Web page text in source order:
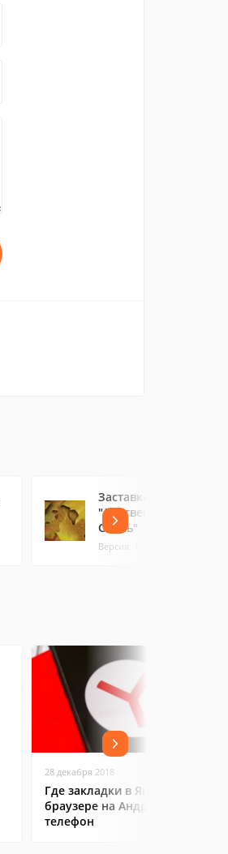
Заставка
"Лиственная
Осень"
Версия: 1.1 (21.06 МБ)
28 декабря 2018
Где закладки в Яндекс
браузере на Андроид
телефон